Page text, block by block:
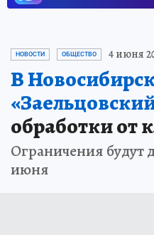
НОВОСТИ ОБЩЕСТВО 4 июня
В
обработки от
Ограничения будут
июня